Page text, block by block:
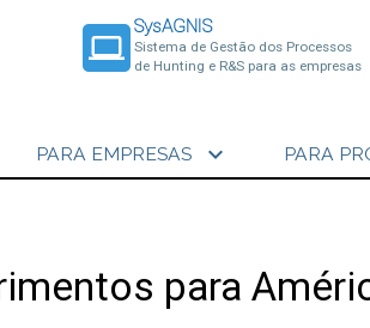
laptop
SysAGNIS
Sistema de Gestão dos Processos
de Hunting e R&S para as empresas
PARA EMPRESAS expand_more PARA
para